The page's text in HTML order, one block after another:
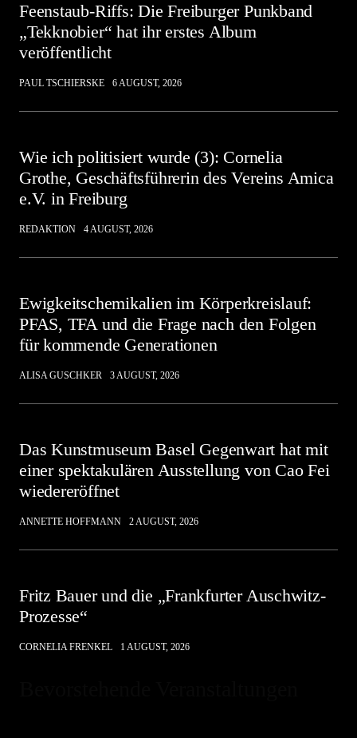
Feenstaub-Riffs: Die Freiburger Punkband
„Tekknobier“ hat ihr erstes Album
veröffentlicht
PAUL TSCHIERSKE 6 AUGUST, 2026
Wie ich politisiert wurde (3): Cornelia
Grothe, Geschäftsführerin des Vereins Amica
e.V. in Freiburg
REDAKTION 4 AUGUST, 2026
Ewigkeitschemikalien im Körperkreislauf:
PFAS, TFA und die Frage nach den Folgen
für kommende Generationen
ALISA GUSCHKER 3 AUGUST, 2026
Das Kunstmuseum Basel Gegenwart hat mit
einer spektakulären Ausstellung von Cao Fei
wiedereröffnet
ANNETTE HOFFMANN 2 AUGUST, 2026
Fritz Bauer und die „Frankfurter Auschwitz-
Prozesse“
CORNELIA FRENKEL 1 AUGUST, 2026